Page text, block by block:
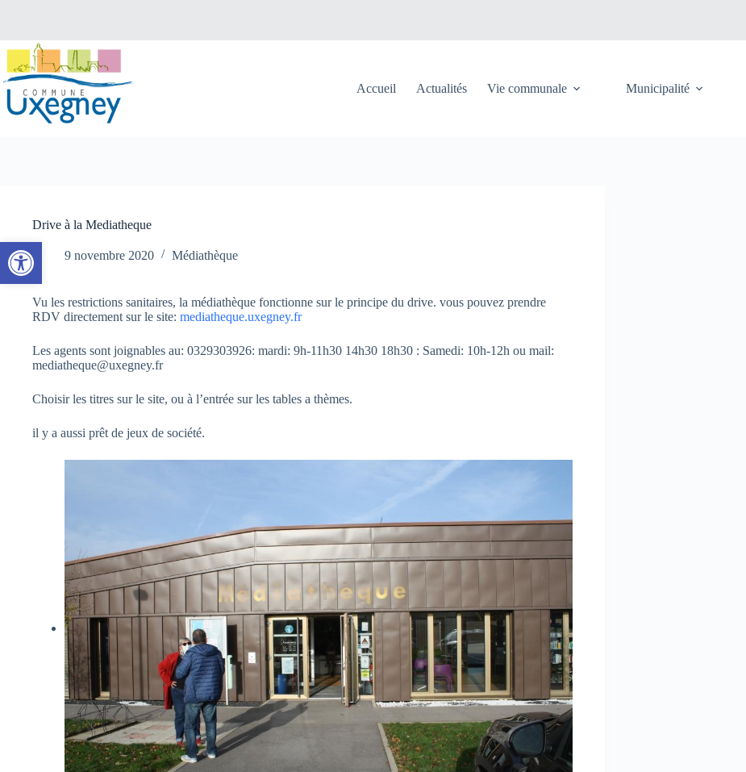
Ouvrir la barre d’outils
Accueil Actualités Vie communale Municipalité
Drive à la Mediatheque
9 novembre 2020 Médiathèque
Vu les restrictions sanitaires, la médiathèque fonctionne sur le principe du drive. vous pouvez prendre
RDV directement sur le site: mediatheque.uxegney.fr
Les agents sont joignables au: 0329303926: mardi: 9h-11h30 14h30 18h30 : Samedi: 10h-12h ou mail:
mediatheque@uxegney.fr
Choisir les titres sur le site, ou à l’entrée sur les tables a thèmes.
il y a aussi prêt de jeux de société.